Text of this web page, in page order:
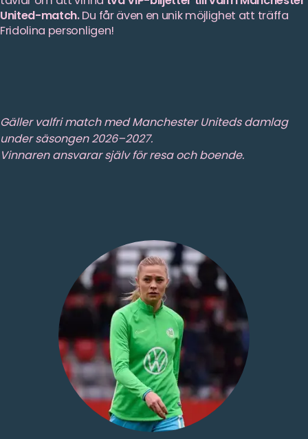
United-match.Du får även en unik möjlighet att träffa
Fridolina personligen!
Gäller valfri match med Manchester Uniteds damlag
under säsongen 2026–2027.
Vinnaren ansvarar själv för resa och boende.